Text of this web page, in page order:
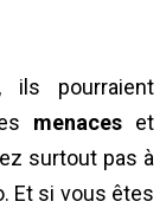
ils pourraient
menaces et
surtout pas à
Et si vous êtes